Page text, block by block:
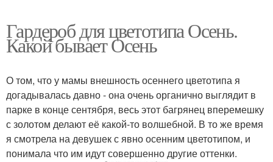
Гардероб для цветотипа Осень.
Какой бывает Осень
О том, что у мамы внешность осеннего цветотипа я
догадывалась давно - она очень органично выглядит в
парке в конце сентября, весь этот багрянец вперемешку
с золотом делают её какой-то волшебной. В то же время
я смотрела на девушек с явно осенним цветотипом, и
понимала что им идут совершенно другие оттенки.